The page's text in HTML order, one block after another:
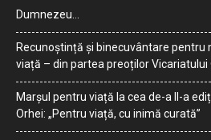
Dumnezeu…
Recunoștință și binecuvântare
viață – din partea preoților Vicariatului
Marșul pentru viață la cea de-a II-a
Orhei: „Pentru viață, cu inimă curată”